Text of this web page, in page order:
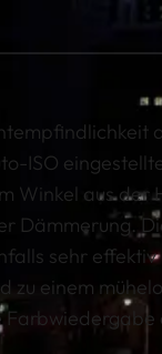
ISO
Winkel aus der
Dämmerung.
sehr
zu einem